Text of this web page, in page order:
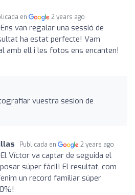
en 2 years ago
Ens van regalar una sessió de
ha estat perfecte! Vam
amb ell i les fotos ens encanten!
vuestra sesion de
Publicada en 2 years ago
El Víctor va captar de seguida el
súper fàcil! El resultat, com
un record familiar súper